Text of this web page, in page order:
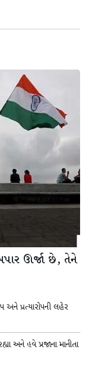
ઊર્જા છે, તેને
પ્રત્યારોપની લહેર
અને હવે પ્રજાના માનીતા